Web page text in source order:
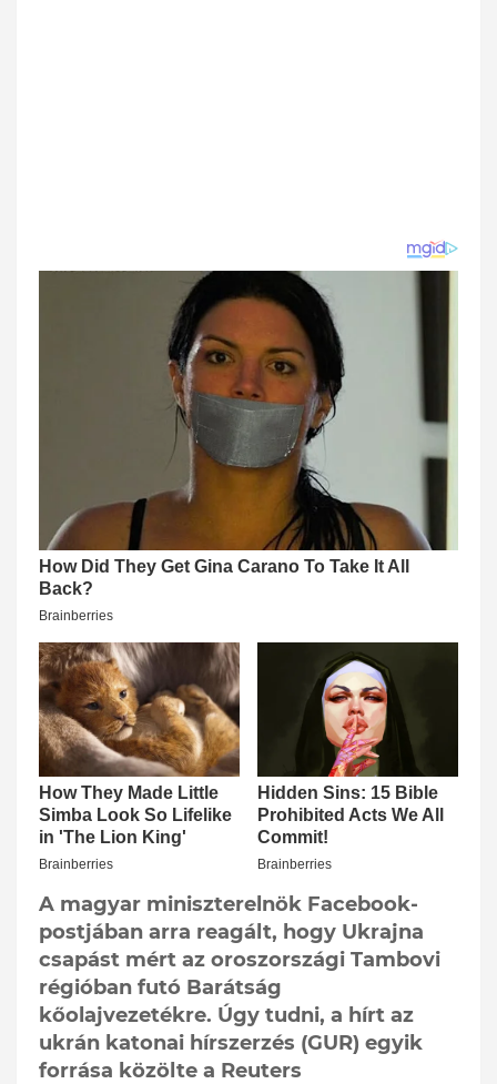
A magyar miniszterelnök Facebook-
postjában arra reagált, hogy Ukrajna
csapást mért az oroszországi Tambovi
régióban futó Barátság
kőolajvezetékre. Úgy tudni, a hírt az
ukrán katonai hírszerzés (GUR) egyik
forrása közölte a Reuters